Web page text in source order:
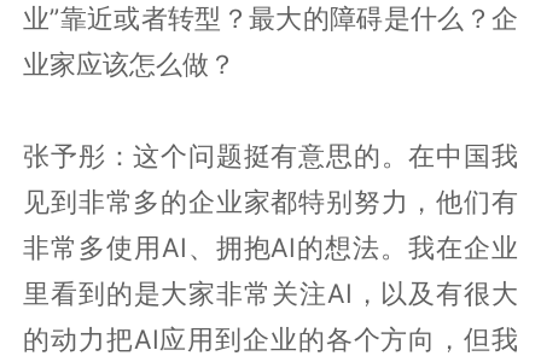
业”靠近或者转型？最大的障碍是什么？企
业家应该怎么做？
张予彤：这个问题挺有意思的。在中国我
见到非常多的企业家都特别努力，他们有
非常多使用AI、拥抱AI的想法。我在企业
里看到的是大家非常关注AI，以及有很大
的动力把AI应用到企业的各个方向，但我